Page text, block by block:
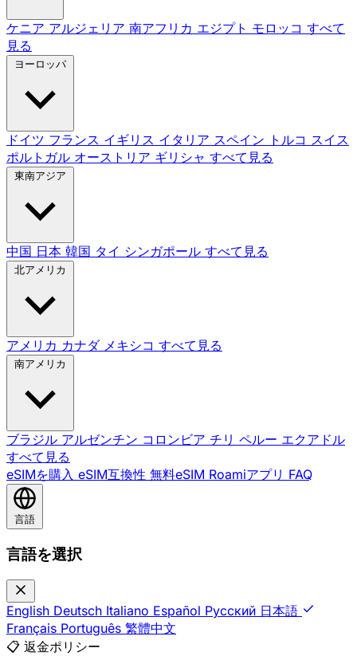
ケニア アルジェリア 南アフリカ エジプト モロッコ すべて
見る
ヨーロッパ
ドイツ フランス イギリス イタリア スペイン トルコ スイス
ポルトガル オーストリア ギリシャ すべて見る
東南アジア
中国 日本 韓国 タイ シンガポール すべて見る
北アメリカ
アメリカ カナダ メキシコ すべて見る
南アメリカ
ブラジル アルゼンチン コロンビア チリ ペルー エクアドル
すべて見る
eSIMを購入 eSIM互換性 無料eSIM Roamiアプリ FAQ
言語
言語を選択
English Deutsch Italiano Español Русский 日本語
Français Português 繁體中文
📋 返金ポリシー